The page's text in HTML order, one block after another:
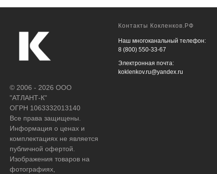
© 2006 - 2026 ООО
"АТЛАНТ-К"
ОГРН 1063332013140
Все права защищены.
Информация о ценах и
комплектациях не является
публичной офертой.
Изображения товаров на
фотографиях,
Контакты Кокленков.РФ
Наш многоканальный телефон:
8 (800) 550-33-67
Электронная почта:
koklenkov.ru@yandex.ru